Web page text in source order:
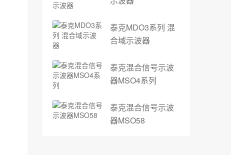
泰克MDO3系列 混
合域示波器
泰克混合信号示波
器MSO4系列
泰克混合信号示波
器MSO58